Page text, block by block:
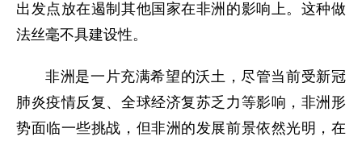
出发点放在遏制其他国家在非洲的影响上。这种做
法丝毫不具建设性。
非洲是一片充满希望的沃土，尽管当前受新冠
肺炎疫情反复、全球经济复苏乏力等影响，非洲形
势面临一些挑战，但非洲的发展前景依然光明，在